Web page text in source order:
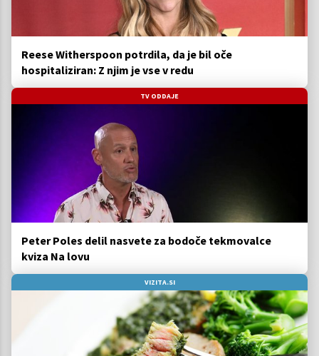
Reese Witherspoon potrdila, da je bil oče
hospitaliziran: Z njim je vse v redu
TV ODDAJE
Peter Poles delil nasvete za bodoče tekmovalce
kviza Na lovu
VIZITA.SI